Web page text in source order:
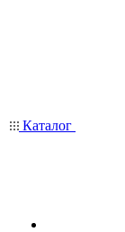
Каталог